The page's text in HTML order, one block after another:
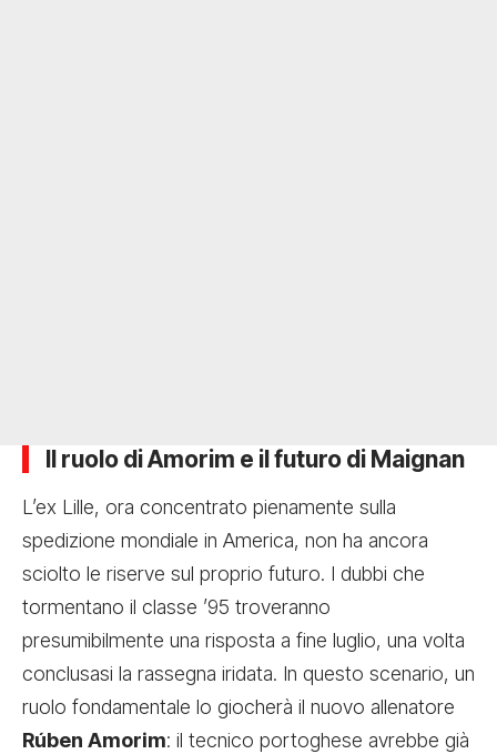
Il ruolo di Amorim e il futuro di Maignan
L’ex Lille, ora concentrato pienamente sulla
spedizione mondiale in America, non ha ancora
sciolto le riserve sul proprio futuro. I dubbi che
tormentano il classe ’95 troveranno
presumibilmente una risposta a fine luglio, una volta
conclusasi la rassegna iridata. In questo scenario, un
ruolo fondamentale lo giocherà il nuovo allenatore
Rúben Amorim: il tecnico portoghese avrebbe già